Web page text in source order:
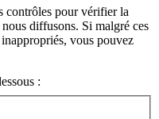
contrôles pour vérifier la
diffusons. Si malgré ces
vous pouvez
: